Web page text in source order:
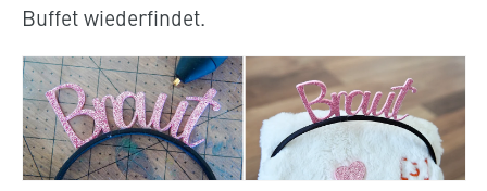
Buffet wiederfindet.